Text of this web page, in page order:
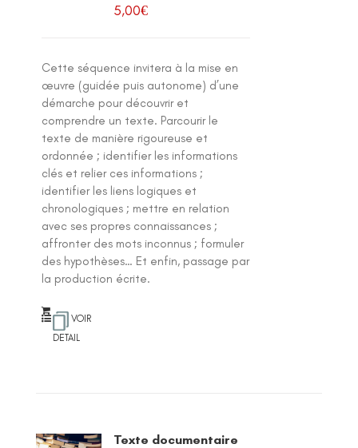
5,00€
Cette séquence invitera à la mise en
œuvre (guidée puis autonome) d’une
démarche pour découvrir et
comprendre un texte. Parcourir le
texte de manière rigoureuse et
ordonnée ; identifier les informations
clés et relier ces informations ;
identifier les liens logiques et
chronologiques ; mettre en relation
avec ses propres connaissances ;
affronter des mots inconnus ; formuler
des hypothèses… Et enfin, passage par
la production écrite.
VOIR
DETAIL
Texte documentaire